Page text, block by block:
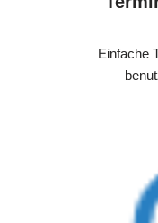
Einfache